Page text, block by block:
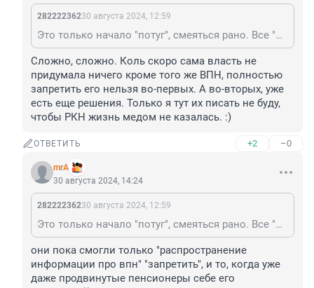
28222236230 августа 2024, 12:59
Это только начало "потуг", смеяться рано. Все "лазейки" будут прикрываться, ведь если широкому кругу они известны - известны и РКН, следовательно будут устранены. Как это ни печально. Пока это "держится на волоске", который реально оборвать.
Сложно, сложно. Коль скоро сама власть не
придумала ничего кроме того же ВПН, полностью
запретить его нельзя во-первых. А во-вторых, уже
есть еще решения. Только я тут их писать не буду,
чтобы РКН жизнь медом не казалась. :)
ОТВЕТИТЬ +2 –0
mrA
30 августа 2024, 14:24
28222236230 августа 2024, 12:59
Это только начало "потуг", смеяться рано. Все "лазейки" будут прикрываться, ведь если широкому кругу они известны - известны и РКН, следовательно будут устранены. Как это ни печально. Пока это "держится на волоске", который реально оборвать.
они пока смогли только "распространение
информации про впн" "запретить", и то, когда уже
даже продвинутые пенсионеры себе его